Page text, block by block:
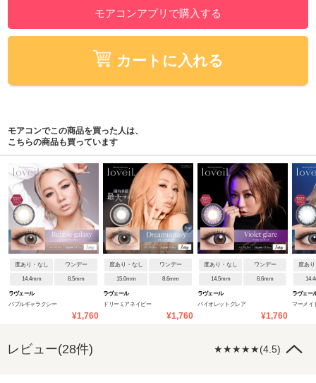
モアコンアプリで購入する
カートに入れる
モアコンでこの商品を買った人は、
こちらの商品も買っています
度あり・なし ワンデー
14.4mm 8.5mm
ラヴェール
バブルギャラクシー
¥1,760
度あり・なし ワンデー
15.0mm 8.6mm
ラヴェール
ドリーミアネイビー
¥1,760
度あり・なし ワンデー
14.5mm 8.6mm
ラヴェール
バイオレットグレア
¥1,760
度あ
ラヴェー
マーメイ
レビュー(28件) ★★★★★(4.5)